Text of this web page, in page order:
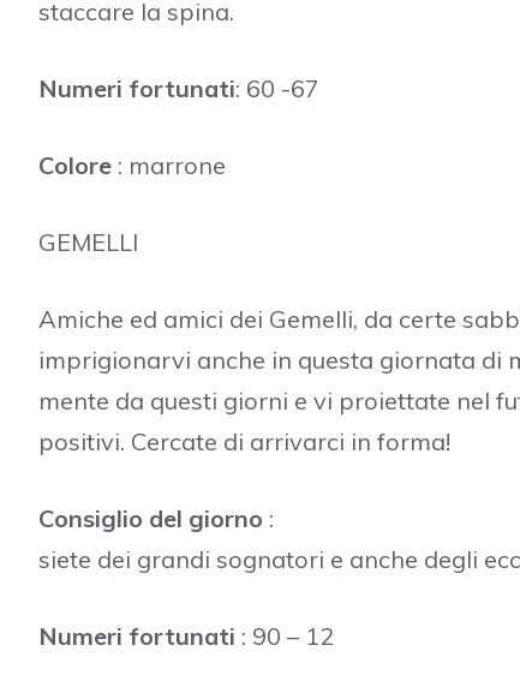
staccare la spina.
Numeri fortunati: 60 -67
Colore : marrone
GEMELLI
Amiche ed amici dei Gemelli, da certe
imprigionarvi anche in questa giornata di
mente da questi giorni e vi proiettate nel
positivi. Cercate di arrivarci in forma!
Consiglio del giorno :
siete dei grandi sognatori e anche degli
Numeri fortunati : 90 – 12